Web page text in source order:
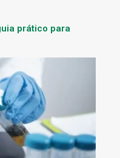
prático para